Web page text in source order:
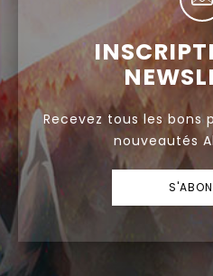
Recevez tous les bons
nouveautés